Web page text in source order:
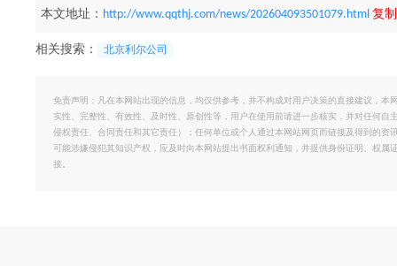
本文地址： http://www.qqthj.com/news/202604093501079.html 复
相关搜索： 北京利尔公司
免责声明：凡在本网站出现的信息，均仅供参考，并不构成对用户决策的直接建议，
实性、完整性、有效性、及时性、原创性等，用户在使用前请进一步核实，并对任何
侵权责任、合同责任和其它责任）；任何单位或个人通过本网站网页而链接及得到的
可能涉嫌侵犯其知识产权，应及时向本网站提出书面权利通知，并提供身份证明、权
接。